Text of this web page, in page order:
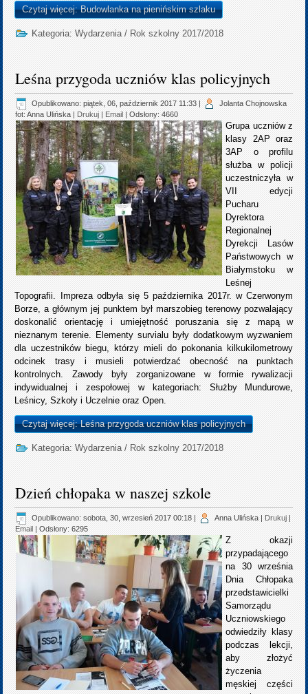
Czytaj więcej: Budowlanka na pienińskim szlaku
Kategoria:Wydarzenia / Rok szkolny 2017/2018
Leśna przygoda uczniów klas policyjnych
Opublikowano: piątek, 06, październik 2017 11:33
Jolanta Chojnowska
fot: Anna Ulińska
Drukuj Email | Odsłony: 4660
Grupa uczniów z
klasy 2AP oraz
3AP o profilu
służba w policji
uczestniczyła w
VII edycji
Pucharu
Dyrektora
Regionalnej
Dyrekcji Lasów
Państwowych w
Białymstoku w
Leśnej
Topografii. Impreza odbyła się 5 października 2017r. w Czerwonym
Borze, a głównym jej punktem był marszobieg terenowy pozwalający
doskonalić orientację i umiejętność poruszania się z mapą w
nieznanym terenie. Elementy survialu były dodatkowym wyzwaniem
dla uczestników biegu, którzy mieli do pokonania kilkukilometrowy
odcinek trasy i musieli potwierdzać obecność na punktach
kontrolnych. Zawody były zorganizowane w formie rywalizacji
indywidualnej i zespołowej w kategoriach: Służby Mundurowe,
Leśnicy, Szkoły i Uczelnie oraz Open.
Czytaj więcej: Leśna przygoda uczniów klas policyjnych
Kategoria:Wydarzenia / Rok szkolny 2017/2018
Dzień chłopaka w naszej szkole
Opublikowano: sobota, 30, wrzesień 2017 00:18 Anna Ulińska Drukuj
Email
| Odsłony: 6295
Z okazji
przypadającego
na 30 września
Dnia Chłopaka
przedstawicielki
Samorządu
Uczniowskiego
odwiedziły klasy
podczas lekcji,
aby złożyć
życzenia
męskiej części